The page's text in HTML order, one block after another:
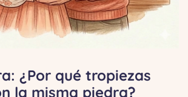
¿Por qué tropiezas
la misma piedra?